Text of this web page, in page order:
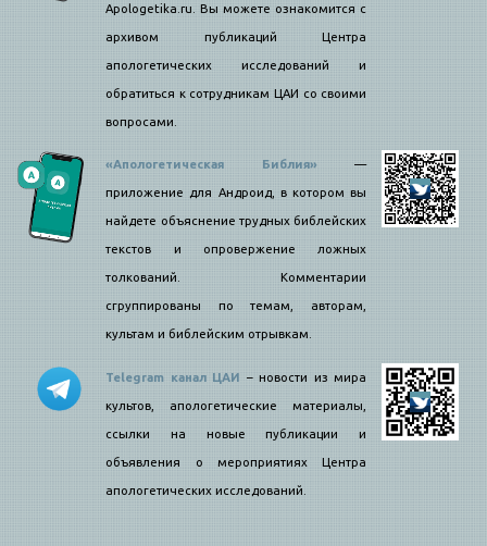
Apologetika.ru. Вы можете ознакомится с
архивом публикаций Центра
апологетических исследований и
обратиться к сотрудникам ЦАИ со своими
вопросами.
«Апологетическая Библия»—
приложение для Андроид, в котором вы
найдете объяснение трудных библейских
текстов и опровержение ложных
толкований. Комментарии
сгруппированы по темам, авторам,
культам и библейским отрывкам.
Telegram канал ЦАИ – новости из мира
культов, апологетические материалы,
ссылки на новые публикации и
объявления о мероприятиях Центра
апологетических исследований.